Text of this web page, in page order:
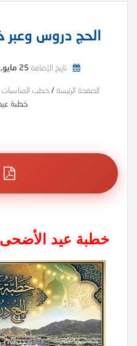
الحج دروس وعبر
تاريخ الإضافة 25 مايو, 2026
الصفحة الرئيسة / خطب المناسبات
خطبة
خطبة عيد الأضحى